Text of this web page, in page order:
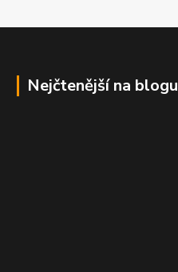
Nejčtenější na blogu